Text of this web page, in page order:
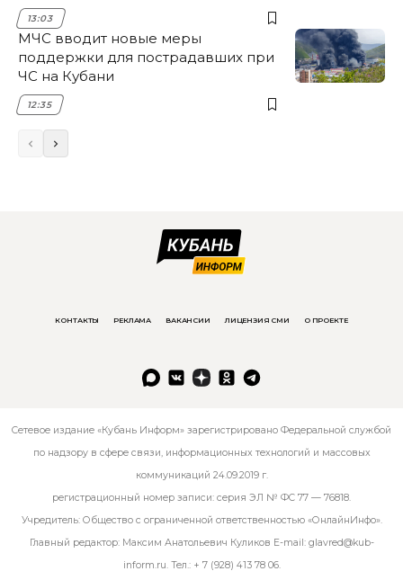
13:03
МЧС вводит новые меры
поддержки для пострадавших при
ЧС на Кубани
12:35
КОНТАКТЫ РЕКЛАМА ВАКАНСИИ ЛИЦЕНЗИЯ СМИ О ПРОЕКТЕ
Сетевое издание «Кубань Информ» зарегистрировано Федеральной службой
по надзору в сфере связи, информационных технологий и массовых
коммуникаций 24.09.2019 г.
регистрационный номер записи: серия ЭЛ № ФС 77 — 76818.
Учредитель: Общество с ограниченной ответственностью «ОнлайнИнфо».
Главный редактор: Максим Анатольевич Куликов E-mail: glavred@kub-
inform.ru . Тел.: + 7 (928) 413 78 06.